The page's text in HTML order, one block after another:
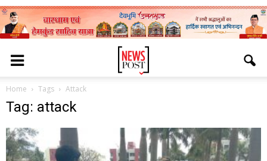
Home Tags Attack
Tag: attack